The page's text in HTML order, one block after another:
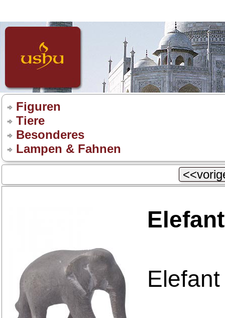
Figuren
Tiere
Besonderes
Lampen & Fahnen